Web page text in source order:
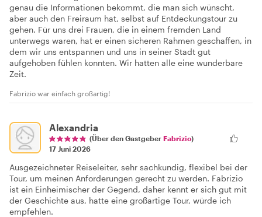
genau die Informationen bekommt, die man sich wünscht,
aber auch den Freiraum hat, selbst auf Entdeckungstour zu
gehen. Für uns drei Frauen, die in einem fremden Land
unterwegs waren, hat er einen sicheren Rahmen geschaffen, in
dem wir uns entspannen und uns in seiner Stadt gut
aufgehoben fühlen konnten. Wir hatten alle eine wunderbare
Zeit.
Fabrizio war einfach großartig!
Alexandria
(Über den Gastgeber Fabrizio)
17 Juni 2026
Ausgezeichneter Reiseleiter, sehr sachkundig, flexibel bei der
Tour, um meinen Anforderungen gerecht zu werden. Fabrizio
ist ein Einheimischer der Gegend, daher kennt er sich gut mit
der Geschichte aus, hatte eine großartige Tour, würde ich
empfehlen.